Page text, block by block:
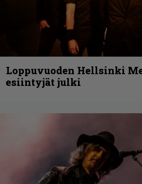
Loppuvuoden Hellsinki
esiintyjät julki